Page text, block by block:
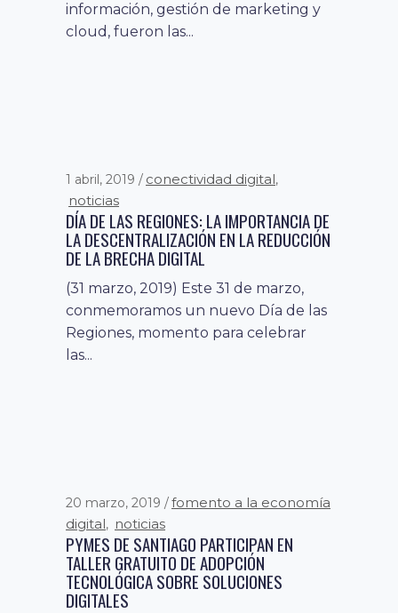
información, gestión de marketing y
cloud, fueron las...
1 abril, 2019 conectividad digital,
noticias
DÍA DE LAS REGIONES: LA IMPORTANCIA DE
LA DESCENTRALIZACIÓN EN LA REDUCCIÓN
DE LA BRECHA DIGITAL
(31 marzo, 2019) Este 31 de marzo,
conmemoramos un nuevo Día de las
Regiones, momento para celebrar
las...
20 marzo, 2019
fomento a la economía
digital, noticias
PYMES DE SANTIAGO PARTICIPAN EN
TALLER GRATUITO DE ADOPCIÓN
TECNOLÓGICA SOBRE SOLUCIONES
DIGITALES